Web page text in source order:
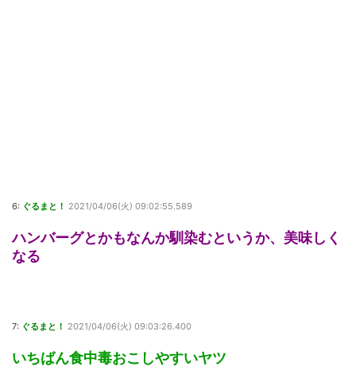
6: ぐるまと！ 2021/04/06(火) 09:02:55.589
ハンバーグとかもなんか馴染むというか、美味しく
なる
7: ぐるまと！ 2021/04/06(火) 09:03:26.400
いちばん食中毒おこしやすいヤツ